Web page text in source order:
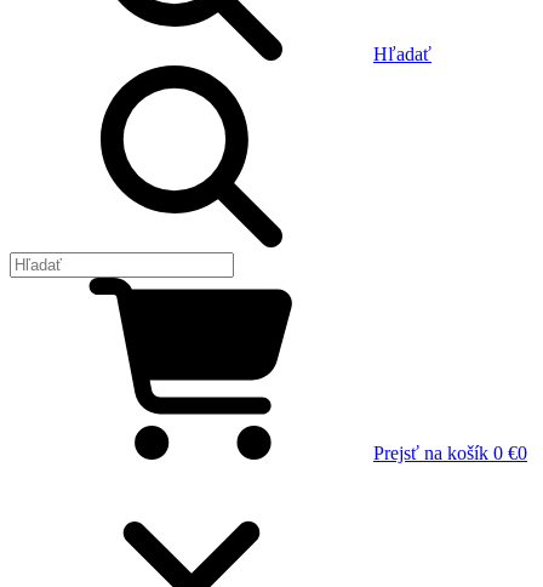
Hľadať
Prejsť na košík 0 €0